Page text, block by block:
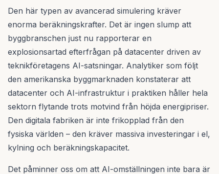
Den här typen av avancerad simulering kräver
enorma beräkningskrafter. Det är ingen slump att
byggbranschen just nu rapporterar en
explosionsartad efterfrågan på datacenter driven av
teknikföretagens AI-satsningar. Analytiker som följt
den amerikanska byggmarknaden konstaterar att
datacenter och AI-infrastruktur i praktiken håller hela
sektorn flytande trots motvind från höjda energipriser.
Den digitala fabriken är inte frikopplad från den
fysiska världen – den kräver massiva investeringar i el,
kylning och beräkningskapacitet.
Det påminner oss om att AI-omställningen inte bara är